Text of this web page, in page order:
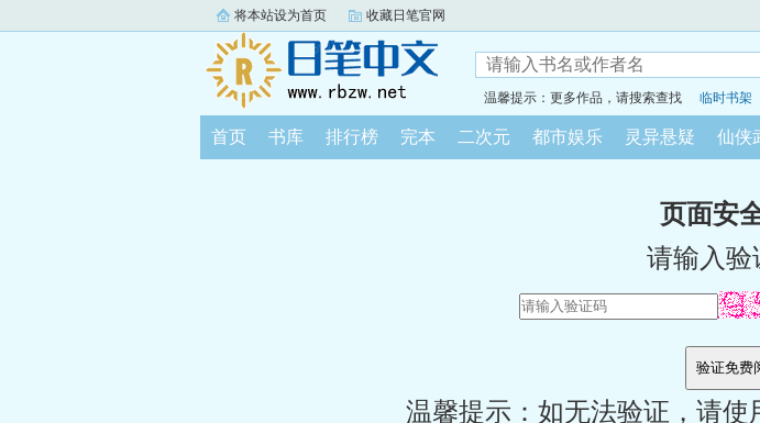
将本站设为首页 收藏日笔官网
温馨提示：更多作品，请搜索查找 临时书架
首页 书库 排行榜 完本 二次元 都市娱乐 灵异悬疑 仙侠
页面安
请输入验
温馨提示：如无法验证，请使